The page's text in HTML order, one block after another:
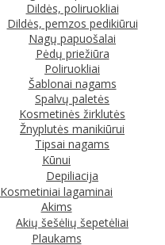
Dildės, poliruokliai
Dildės, pemzos pedikiūrui
Nagų papuošalai
Pėdų priežiūra
Poliruokliai
Šablonai nagams
Spalvų paletės
Kosmetinės žirklutės
Žnyplutės manikiūrui
Tipsai nagams
Kūnui
Depiliacija
Kosmetiniai lagaminai
Akims
Akių šešėlių šepetėliai
Plaukams